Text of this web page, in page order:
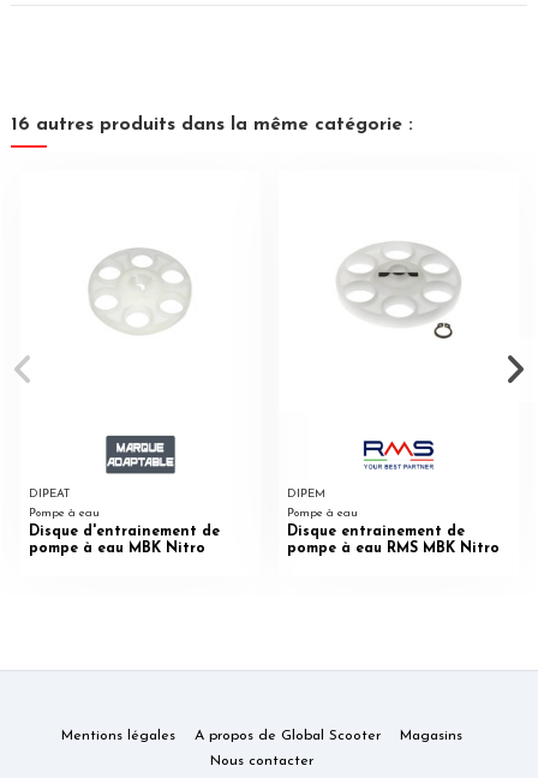
16 autres produits dans la même catégorie :
DIPEAT
Pompe à eau
Disque d'entrainement de
pompe à eau MBK Nitro
DIPEM
Pompe à eau
Disque entrainement de
pompe à eau RMS MBK Nitro
Mentions légales A propos de Global Scooter
Magasins
Nous contacter